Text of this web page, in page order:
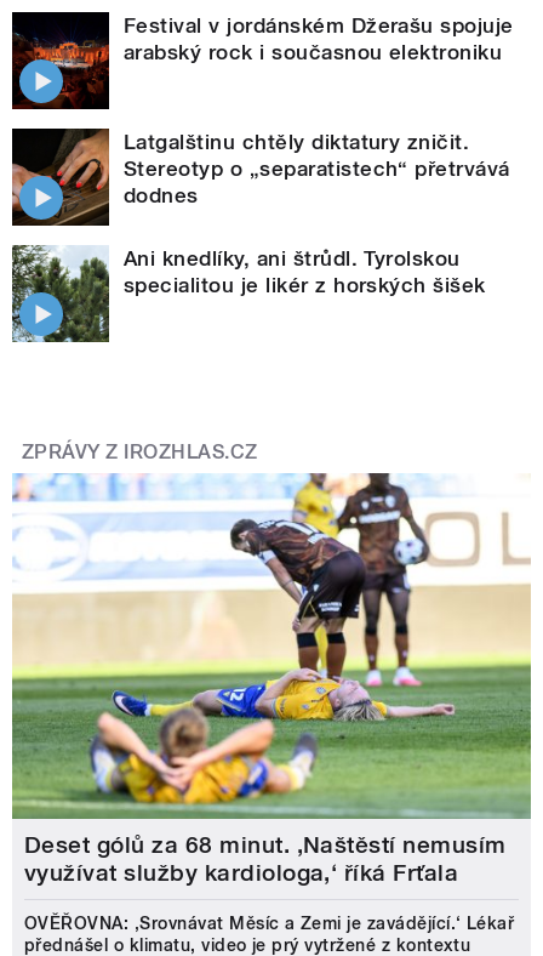
Festival v jordánském Džerašu spojuje
arabský rock i současnou elektroniku
Latgalštinu chtěly diktatury zničit.
Stereotyp o „separatistech“ přetrvává
dodnes
Ani knedlíky, ani štrůdl. Tyrolskou
specialitou je likér z horských šišek
ZPRÁVY Z IROZHLAS.CZ
Deset gólů za 68 minut. ,Naštěstí nemusím
využívat služby kardiologa,‘ říká Frťala
OVĚŘOVNA: ‚Srovnávat Měsíc a Zemi je zavádějící.‘ Lékař
přednášel o klimatu, video je prý vytržené z kontextu